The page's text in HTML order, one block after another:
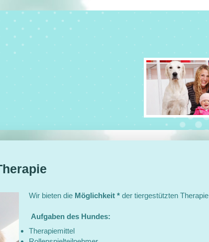
Wir bieten die Möglichkeit * der tiergestützten Therapie
Aufgaben des Hundes:
Therapiemittel